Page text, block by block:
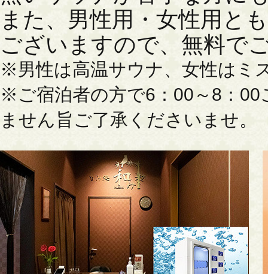
また、男性用・女性用と
ございますので、無料で
※男性は高温サウナ、女性はミ
※ご宿泊者の方で6：00～8：
ません旨ご了承くださいませ。